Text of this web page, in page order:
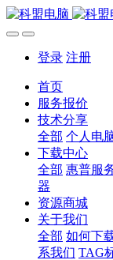
登录 注册
首页
服务报价
技术分享
全部 个人电
下载中心
全部 惠普服
器
资源商城
关于我们
全部 如何下
系我们 TAG